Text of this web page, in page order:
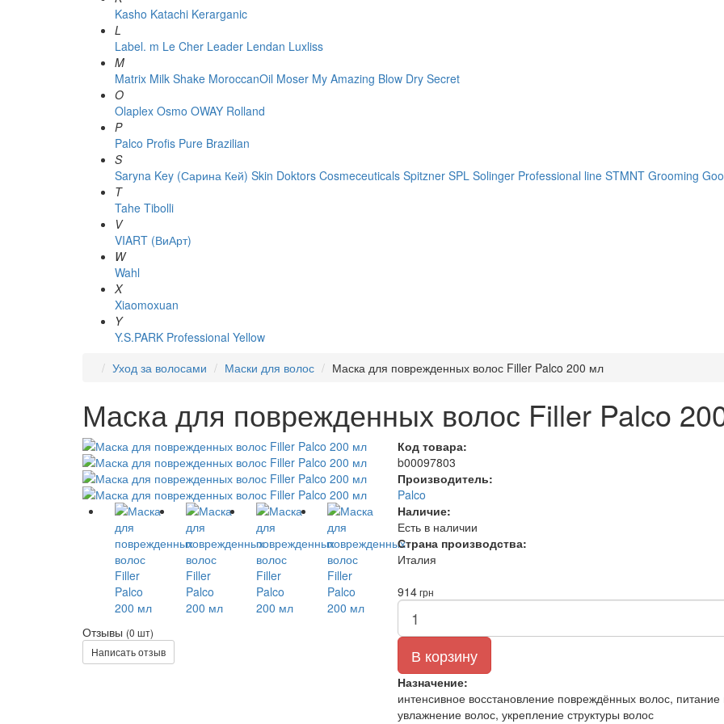
Kasho Katachi Kerarganic
L
Label. m Le Cher Leader Lendan Luxliss
M
Matrix Milk Shake MoroccanOil Moser My Amazing Blow Dry Secret
O
Olaplex Osmo OWAY Rolland
P
Palco Profis Pure Brazilian
S
Saryna Key (Сарина Кей) Skin Doktors Cosmeceuticals Spitzner SPL Solinger Professional line STMNT Grooming
T
Tahe Tibolli
V
VIART (ВиАрт)
W
Wahl
X
Xiaomoxuan
Y
Y.S.PARK Professional Yellow
Уход за волосами
Маски для волос Маска для поврежденных волос Filler Palco 200 мл
Маска для поврежденных волос Filler Palco
Отзывы (0 шт)
Написать отзыв
Код товара:
b00097803
Производитель:
Palco
Наличие:
Есть в наличии
Страна производства:
Италия
914грн
В корзину
Назначение:
интенсивное восстановление повреждённых волос, питание
увлажнение волос, укрепление структуры волос